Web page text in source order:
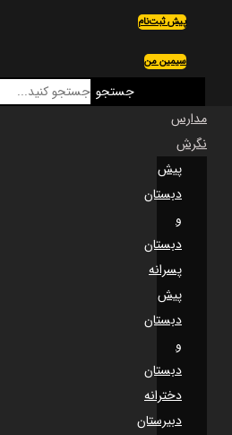
پیش ثبت‌نام
سیمین من
جستجو
مدارس
نگرش
پیش
دبستان
و
دبستان
پسرانه
پیش
دبستان
و
دبستان
دخترانه
دبیرستان